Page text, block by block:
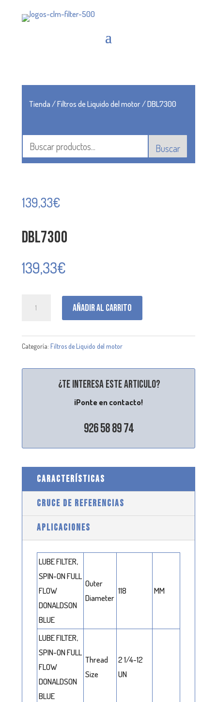
Tienda/Filtros de Liquido del motor/ DBL7300
Buscar
139,33€
DBL7300
139,33€
Añadir al carrito
Categoría: Filtros de Liquido del motor
¿Te interesa este articulo?
¡Ponte en contacto!
926 58 89 74
CARACTERÍSTICAS
CRUCE DE REFERENCIAS
APLICACIONES
LUBE FILTER,
SPIN-ON FULL
FLOW
DONALDSON
BLUE
Outer
Diameter
118 MM
LUBE FILTER,
SPIN-ON FULL
FLOW
DONALDSON
BLUE
Thread
Size
2 1/4-12
UN